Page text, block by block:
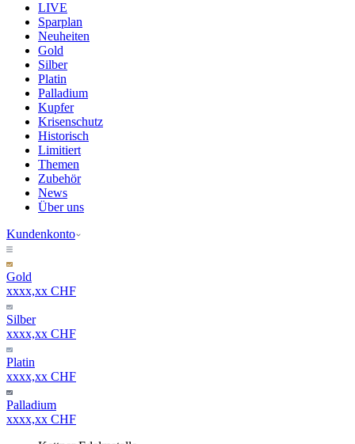
LIVE
Sparplan
Neuheiten
Gold
Silber
Platin
Palladium
Kupfer
Krisenschutz
Historisch
Limitiert
Themen
Zubehör
News
Über uns
Kundenkonto
Gold
xxxx,xx CHF
Silber
xxxx,xx CHF
Platin
xxxx,xx CHF
Palladium
xxxx,xx CHF